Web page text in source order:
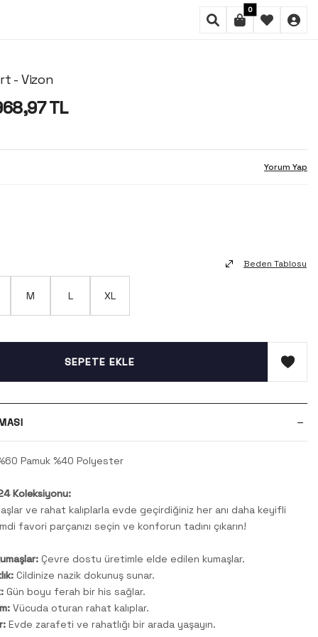
0
- Vizon
TL
Yorum Yap
Beden Tablosu
M L XL
SEPETE EKLE
Pamuk %40 Polyester
Koleksiyonu:
ve rahat kalıplarla evde geçirdiğiniz her anı daha keyifli
favori parçanızı seçin ve konforun tadını çıkarın!
Çevre dostu üretimle elde edilen kumaşlar.
Cildinize nazik dokunuş sunar.
Gün boyu ferah bir his sağlar.
Vücuda oturan rahat kalıplar.
Evde zarafeti ve rahatlığı bir arada yaşayın.